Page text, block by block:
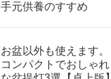
手元供養のすすめ
お盆以外も使えます。
コンパクトでおしゃれ